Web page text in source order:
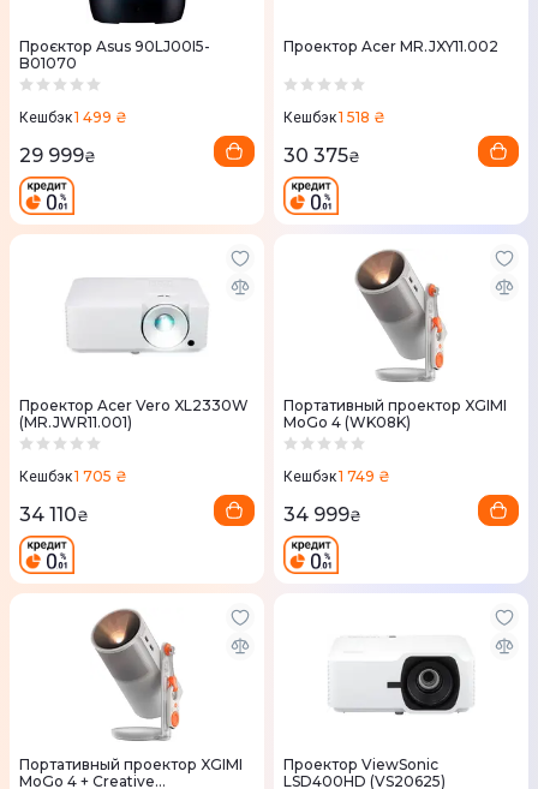
Проєктор Asus 90LJ00I5-
B01070
Кешбэк1 499 ₴
29 999₴
Проектор Acer MR.JXY11.002
Кешбэк1 518 ₴
30 375₴
Проектор Acer Vero XL2330W
(MR.JWR11.001)
Кешбэк1 705 ₴
34 110₴
Портативный проектор XGIMI
MoGo 4 (WK08K)
Кешбэк1 749 ₴
34 999₴
Портативный проектор XGIMI
MoGo 4 + Creative
Проектор ViewSonic
LSD400HD (VS20625)